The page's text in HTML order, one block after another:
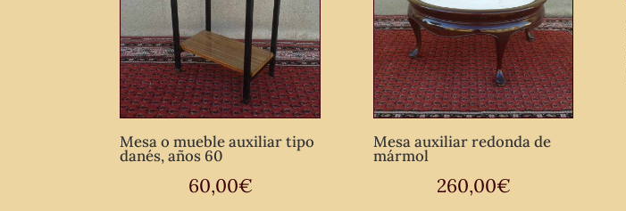
Mesa o mueble auxiliar tipo
danés, años 60
60,00€
Mesa auxiliar redonda de
mármol
260,00€